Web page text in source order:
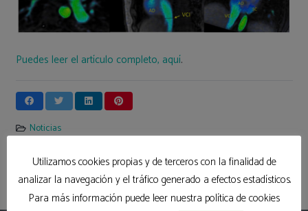
Puedes leer el artículo completo, aquí.
Noticias
Utilizamos cookies propias y de terceros con la finalidad de
analizar la navegación y el tráfico generado a efectos estadísticos.
Para más información puede leer nuestra política de cookies